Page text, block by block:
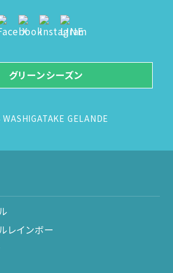
グリーンシーズン
GELANDE
レインボー